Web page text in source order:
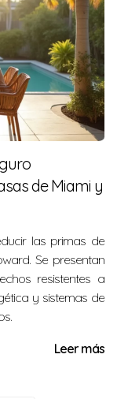
las
aquí para
conmigo al
de Miami y
las primas de
Se presentan
resistentes a
y sistemas de
Leer más